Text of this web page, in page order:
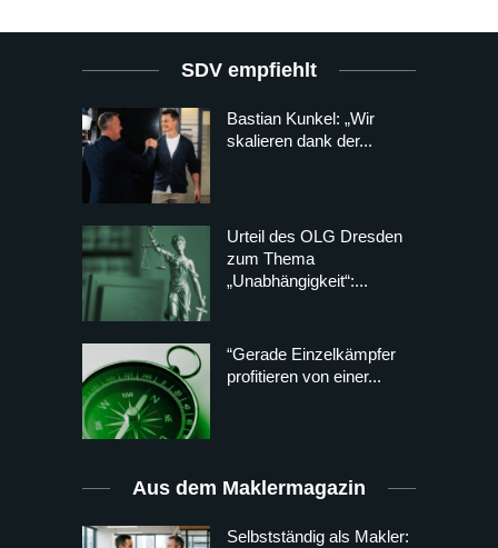
SDV empfiehlt
Bastian Kunkel: „Wir
skalieren dank der...
Urteil des OLG Dresden
zum Thema
„Unabhängigkeit“:...
“Gerade Einzelkämpfer
profitieren von einer...
Aus dem Maklermagazin
Selbstständig als Makler: